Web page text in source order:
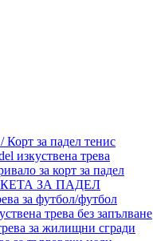
Корт за падел тенис
изкуствена трева
за корт за падел
ЗА ПАДЕЛ
за футбол/футбол
трева без запълване
за жилищни сгради